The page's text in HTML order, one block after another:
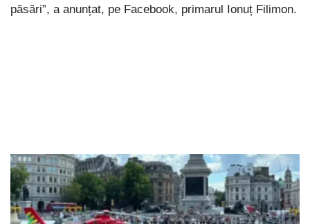
păsări”, a anunțat, pe Facebook, primarul Ionuț Filimon.